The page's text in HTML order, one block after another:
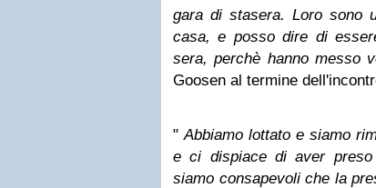
gara di stasera. Loro sono
casa, e posso dire di
sera, perchè hanno messo
Goosen al termine
"Abbiamo lottato e siamo
e ci dispiace di aver
siamo consapevoli che la